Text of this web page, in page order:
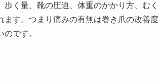
く量、靴の圧迫、体重のかかり方、むく
す。つまり痛みの有無は巻き爪の改善度
です。